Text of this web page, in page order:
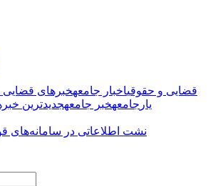
قضایی و حقوقیاخبار جامعهخبرهای قضایی
یار جامعهخبر جامعهجدیدترین
نشت اطلاعاتی در سامانه‌های